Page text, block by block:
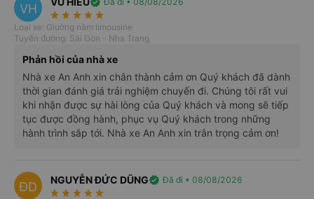
Lợi ích khi đặt Vexere
Nhà xe nhận được thông tin ngay khi đặt chỗ. Cam kết
hoàn 150% nếu nhà xe không cung cấp dịch vụ vận
VH star_rate star_rate star_rate star_rate star_rate
Loại xe: Giường nằm limousine
Tuyến đường: Sài Gòn - Nha Trang
Phản hồi của nhà xe
Nhà xe An Anh xin chân thành cảm ơn Quý khách đã dành
thời gian đánh giá trải nghiệm chuyến đi. Chúng tôi rất vui
khi nhận được sự hài lòng của Quý khách và mong sẽ tiếp
tục được đồng hành, phục vụ Quý khách trong những
hành trình sắp tới. Nhà xe An Anh xin trân trọng cảm ơn!
ĐD NGUYỄN ĐỨC DŨNGverified Đã đi • 08/08/2026
star_rate star_rate star_rate star_rate star_rate